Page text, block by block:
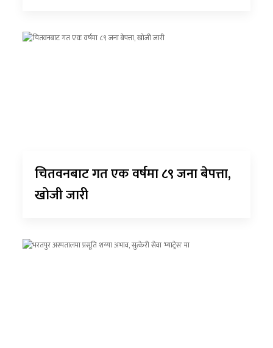
चितवनबाट गत एक वर्षमा ८९ जना बेपत्ता,
खोजी जारी